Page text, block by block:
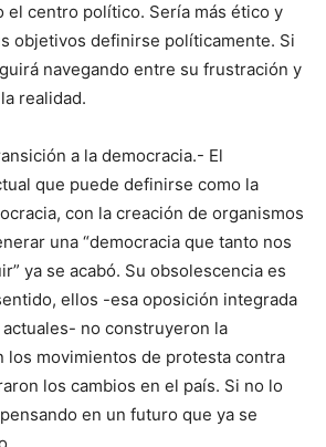
el centro político. Sería más ético y
objetivos definirse políticamente. Si
navegando entre su frustración y
realidad.
a la democracia.- El
que puede definirse como la
con la creación de organismos
una “democracia que tanto nos
ya se acabó. Su obsolescencia es
ellos -esa oposición integrada
actuales- no construyeron la
los movimientos de protesta contra
los cambios en el país. Si no lo
en un futuro que ya se